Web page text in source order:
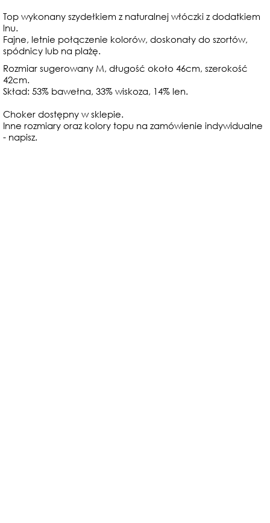
Top wykonany szydełkiem z naturalnej włóczki z dodatkiem
lnu.
Fajne, letnie połączenie kolorów, doskonały do szortów,
spódnicy lub na plażę.
Rozmiar sugerowany M, długość około 46cm, szerokość
42cm.
Skład: 53% bawełna, 33% wiskoza, 14% len.
Choker dostępny w sklepie.
Inne rozmiary oraz kolory topu na zamówienie indywidualne
- napisz.